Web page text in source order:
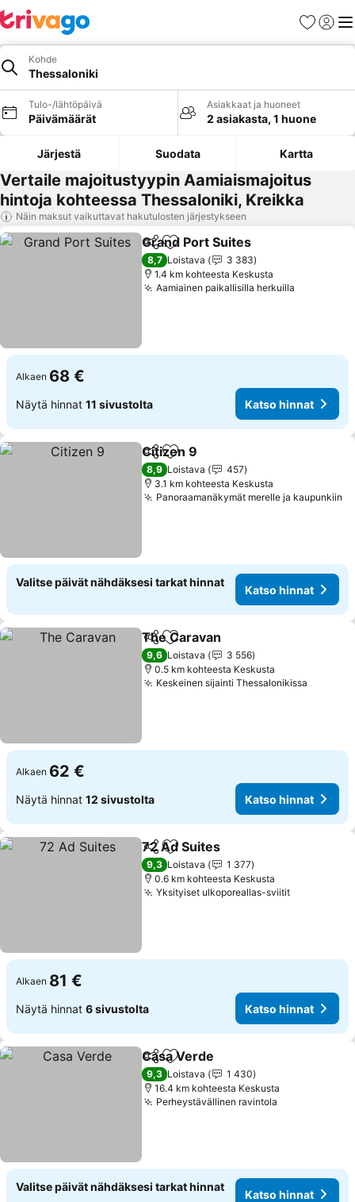
Suosikit
Kohde
Thessaloniki
Tulo-/lähtöpäivä
Päivämäärät
Asiakkaat ja huoneet
2 asiakasta, 1 huone
Järjestä Suodata Kartta
Vertaile majoitustyypin Aamiaismajoitus
hintoja kohteessa Thessaloniki, Kreikka
Näin maksut vaikuttavat hakutulosten järjestykseen
Jaa Lisää suosikkeihin
Grand Port Suites
8,7 Loistava
3 383
1.4 km kohteesta Keskusta
Aamiainen paikallisilla herkuilla
Alkaen 68 €
Näytä hinnat 11 sivustolta Katso hinnat
Jaa Lisää suosikkeihin
Citizen 9
8,9 Loistava
457
3.1 km kohteesta Keskusta
Panoraamanäkymät merelle ja kaupunkiin
Valitse päivät nähdäksesi tarkat hinnat
Katso hinnat
Jaa Lisää suosikkeihin
The Caravan
9,6 Loistava
3 556
0.5 km kohteesta Keskusta
Keskeinen sijainti Thessalonikissa
Alkaen 62 €
Näytä hinnat 12 sivustolta Katso hinnat
Jaa Lisää suosikkeihin
72 Ad Suites
9,3 Loistava
1 377
0.6 km kohteesta Keskusta
Yksityiset ulkoporeallas-sviititKatso
Alkaen 81 €
Näytä hinnat 6 sivustolta Katso hinnat
Jaa Lisää suosikkeihin
Casa Verde
9,3 Loistava
1 430
16.4 km kohteesta Keskusta
Perheystävällinen ravintola
Valitse päivät nähdäksesi tarkat hinnat
Katso hinnat